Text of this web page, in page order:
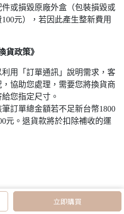
立即購買
或損毀原廠外盒（包裝損毀或
元），若因此產生整新費用
貨政策》
用「訂單通訊」說明需求，客
協助您處理，需要您將換貨商
您指定尺寸。
訂單總金額若不足新台幣1800
元。退貨款將於扣除補收的運